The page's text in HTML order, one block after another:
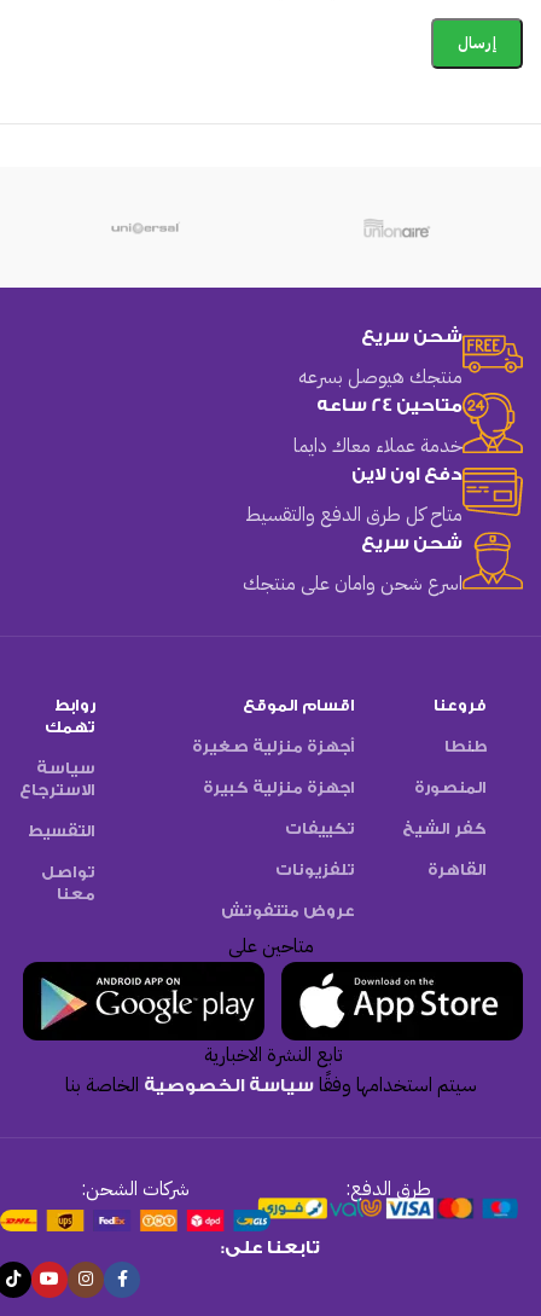
شحن سريع
منتجك هيوصل بسرعه
متاحين 24 ساعه
خدمة عملاء معاك دايما
دفع اون لاين
متاح كل طرق الدفع والتقسيط
شحن سريع
اسرع شحن وامان على منتجك
فروعنا
طنطا
المنصورة
كفر الشيخ
القاهرة
اقسام الموقع
أجهزة منزلية صغيرة
اجهزة منزلية كبيرة
تكييفات
تلفزيونات
عروض متتفوتش
روابط
تهمك
سياسة
الاسترجاع
التقسيط
تواصل
معنا
متاحين على
تابع النشرة الاخبارية
سيتم استخدامها وفقًاسياسة الخصوصية الخاصة بنا
طرق الدفع: شركات الشحن:
تابعنا على: